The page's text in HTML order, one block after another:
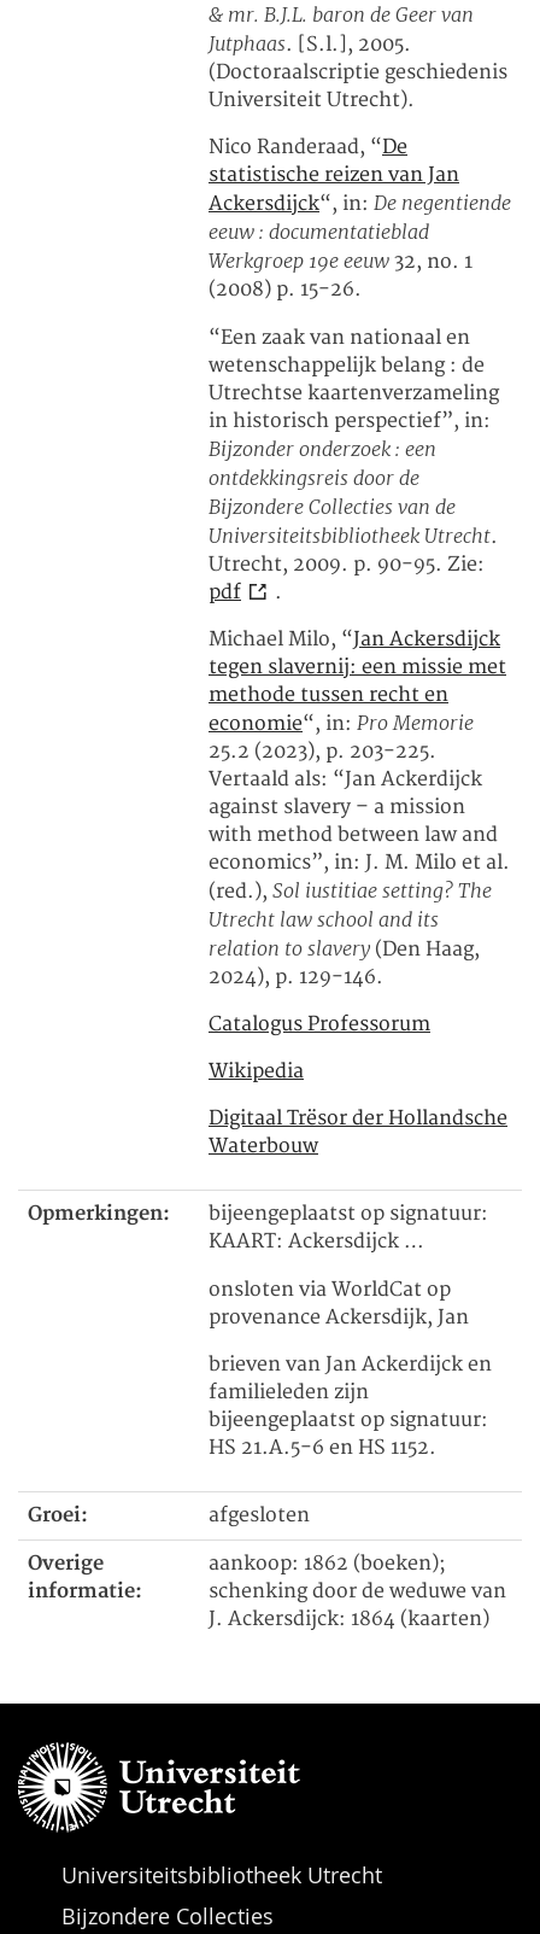
& mr. B.J.L. baron de Geer van
Jutphaas. [S.l.], 2005.
(Doctoraalscriptie geschiedenis
Universiteit Utrecht).
Nico Randeraad, “De
statistische reizen van Jan
Ackersdijck“, in: De negentiende
eeuw : documentatieblad
Werkgroep 19e eeuw 32, no. 1
(2008) p. 15-26.
“Een zaak van nationaal en
wetenschappelijk belang : de
Utrechtse kaartenverzameling
in historisch perspectief”, in:
Bijzonder onderzoek : een
ontdekkingsreis door de
Bijzondere Collecties van de
Universiteitsbibliotheek Utrecht.
Utrecht, 2009. p. 90-95. Zie:
pdf
.
Michael Milo, “Jan Ackersdijck
tegen slavernij: een missie met
methode tussen recht en
economie“, in: Pro Memorie
25.2 (2023), p. 203-225.
Vertaald als: “Jan Ackerdijck
against slavery – a mission
with method between law and
economics”, in: J. M. Milo et al.
(red.), Sol iustitiae setting? The
Utrecht law school and its
relation to slavery (Den Haag,
2024), p. 129-146.
Catalogus Professorum
Wikipedia
Digitaal Trësor der Hollandsche
Waterbouw
Opmerkingen:
bijeengeplaatst op signatuur:
KAART: Ackersdijck …
onsloten via WorldCat op
provenance Ackersdijk, Jan
brieven van Jan Ackerdijck en
familieleden zijn
bijeengeplaatst op signatuur:
HS 21.A.5-6 en HS 1152.
Groei:
afgesloten
Overige
informatie:
aankoop: 1862 (boeken);
schenking door de weduwe van
J. Ackersdijck: 1864 (kaarten)
Universiteitsbibliotheek Utrecht
Bijzondere Collecties